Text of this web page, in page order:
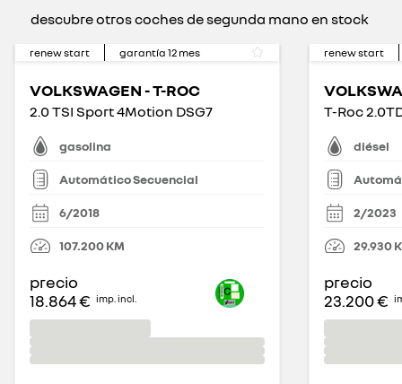
descubre otros coches de segunda mano en stock
renew start garantía 12 mes
VOLKSWAGEN - T-ROC
2.0 TSI Sport 4Motion DSG7
gasolina
Automático Secuencial
6/2018
107.200KM
precio
18.864 € imp. incl.
renew start
T-Roc
diésel
2/2023
29.930
precio
23.200 €